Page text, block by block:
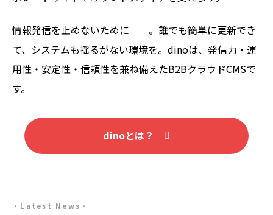
情報発信を止めないために──。誰でも簡単に更新でき
て、システムも揺るがない環境を。dinoは、発信力・運
用性・安定性・信頼性を兼ね備えたB2BクラウドCMSで
す。
dinoとは？
Latest News